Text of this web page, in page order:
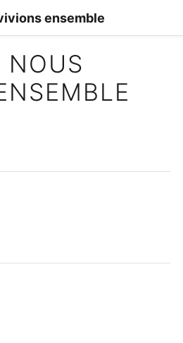
ensemble
NOUS